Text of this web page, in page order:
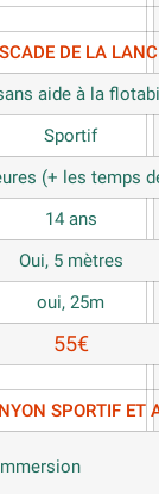
DE LA
aide à la
Sportif
(+ les temps
14 ans
Oui, 5 mètres
oui, 25m
55€
SPORTIF ET